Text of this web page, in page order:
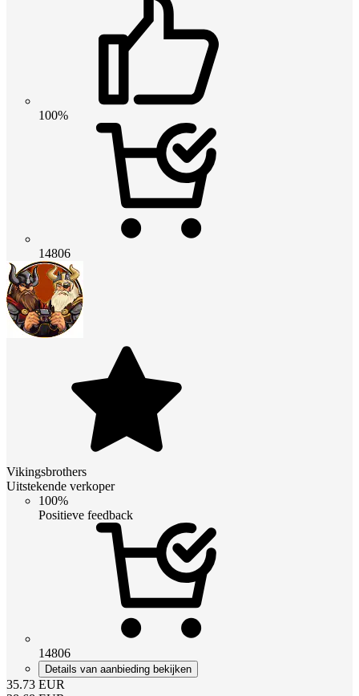
100%
14806
Vikingsbrothers
Uitstekende verkoper
100%
Positieve feedback
14806
Details van aanbieding bekijken
35.73 EUR